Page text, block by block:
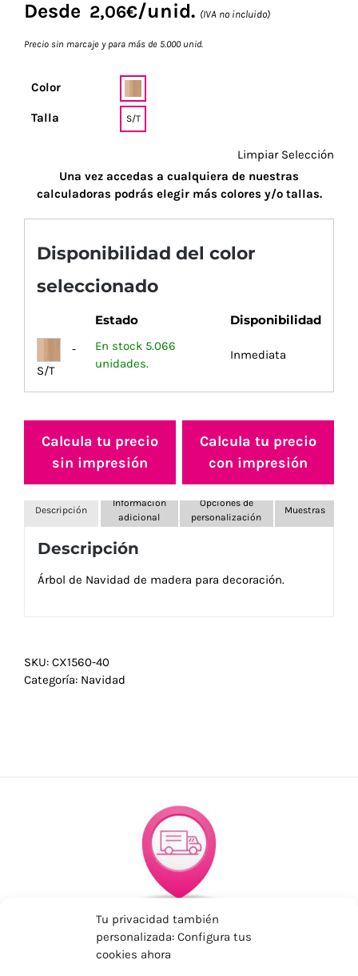
Tu privacidad también
personalizada: Configura tus
cookies ahora
Desde 2,06€/unid. (IVA no incluido)
Precio sin marcaje y para más de 5.000 unid.
Color
Talla S/T
Limpiar Selección
Una vez accedas a cualquiera de nuestras
calculadoras podrás elegir más colores y/o tallas.
Disponibilidad del color
seleccionado
Estado Disponibilidad
-
S/T
En stock 5.066
unidades.
Inmediata
Calcula tu precio
sin impresión
Calcula tu precio
con impresión
Descripción
Información
adicional
Opciones de
personalización
Muestras
Descripción
Árbol de Navidad de madera para decoración.
SKU: CX1560-40
Categoría: Navidad
ENVÍOS ECONÓMICOS
Para Península, resto consultar